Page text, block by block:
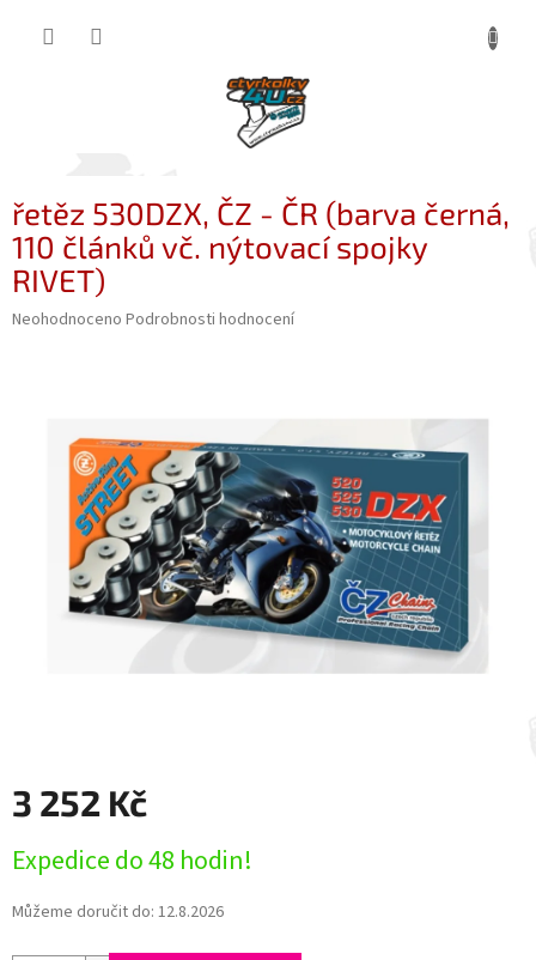
řetěz 530DZX, ČZ - ČR (barva černá,
110 článků vč. nýtovací spojky
RIVET)
Průměrné
hvězdiček.
Neohodnoceno Podrobnosti hodnocení
3 252 Kč
cena:
Expedice do 48 hodin!
Můžeme doručit do: 12.8.2026